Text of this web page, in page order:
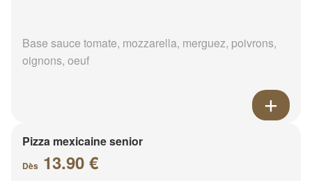
Base sauce tomate, mozzarella, merguez, poivrons,
oignons, oeuf
Pizza mexicaine senior
Dès 13.90 €